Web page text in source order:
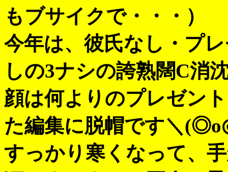
もブサイクで・・・）
今年は、彼氏なし・プ
しの3ナシの誇熟闊C消
顔は何よりのプレゼン
た編集に脱帽です＼
すっかり寒くなって、